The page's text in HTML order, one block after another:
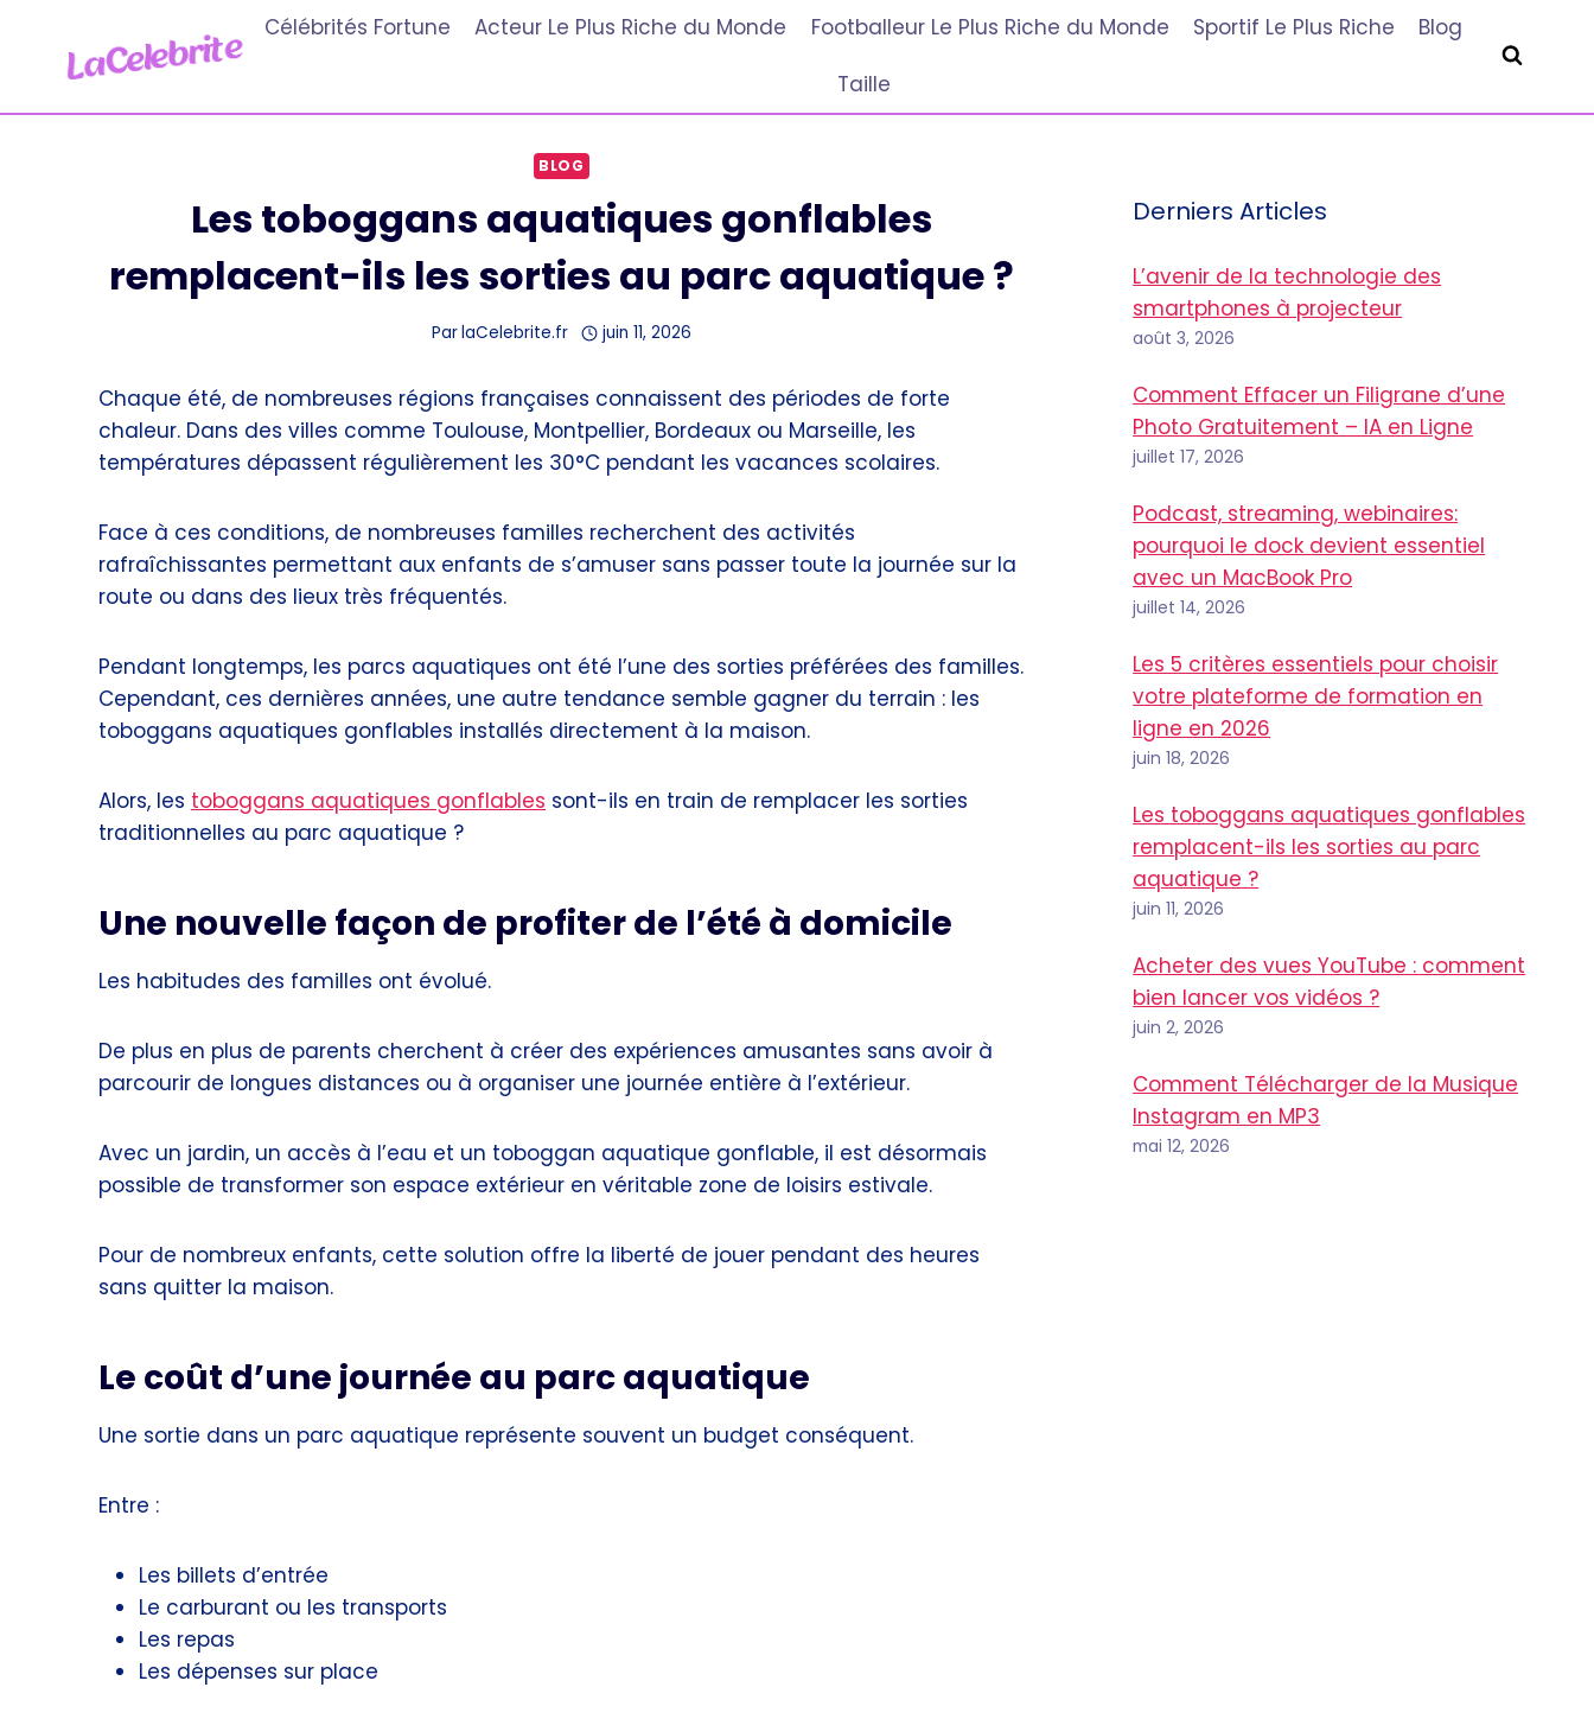
contenu
Célébrités Fortune Acteur Le Plus Riche du Monde Footballeur Le Plus Riche du Monde Sportif Le Plus Riche
Blog
Taille
BLOG
Les toboggans aquatiques gonflables
remplacent-ils les sorties au parc aquatique ?
ParlaCelebrite.fr juin 11, 2026
Chaque été, de nombreuses régions françaises connaissent des périodes de forte
chaleur. Dans des villes comme Toulouse, Montpellier, Bordeaux ou Marseille, les
températures dépassent régulièrement les 30°C pendant les vacances scolaires.
Face à ces conditions, de nombreuses familles recherchent des activités
rafraîchissantes permettant aux enfants de s’amuser sans passer toute la journée sur la
route ou dans des lieux très fréquentés.
Pendant longtemps, les parcs aquatiques ont été l’une des sorties préférées des familles.
Cependant, ces dernières années, une autre tendance semble gagner du terrain : les
toboggans aquatiques gonflables installés directement à la maison.
Alors, les toboggans aquatiques gonflables sont-ils en train de remplacer les sorties
traditionnelles au parc aquatique ?
Une nouvelle façon de profiter de l’été à domicile
Les habitudes des familles ont évolué.
De plus en plus de parents cherchent à créer des expériences amusantes sans avoir à
parcourir de longues distances ou à organiser une journée entière à l’extérieur.
Avec un jardin, un accès à l’eau et un toboggan aquatique gonflable, il est désormais
possible de transformer son espace extérieur en véritable zone de loisirs estivale.
Pour de nombreux enfants, cette solution offre la liberté de jouer pendant des heures
sans quitter la maison.
Le coût d’une journée au parc aquatique
Une sortie dans un parc aquatique représente souvent un budget conséquent.
Entre :
Les billets d’entrée
Le carburant ou les transports
Les repas
Les dépenses sur place
Derniers Articles
L’avenir de la technologie des
smartphones à projecteur
août 3, 2026
Comment Effacer un Filigrane d’une
Photo Gratuitement – IA en Ligne
juillet 17, 2026
Podcast, streaming, webinaires:
pourquoi le dock devient essentiel
avec un MacBook Pro
juillet 14, 2026
Les 5 critères essentiels pour choisir
votre plateforme de formation en
ligne en 2026
juin 18, 2026
Les toboggans aquatiques gonflables
remplacent-ils les sorties au parc
aquatique ?
juin 11, 2026
Acheter des vues YouTube : comment
bien lancer vos vidéos ?
juin 2, 2026
Comment Télécharger de la Musique
Instagram en MP3
mai 12, 2026